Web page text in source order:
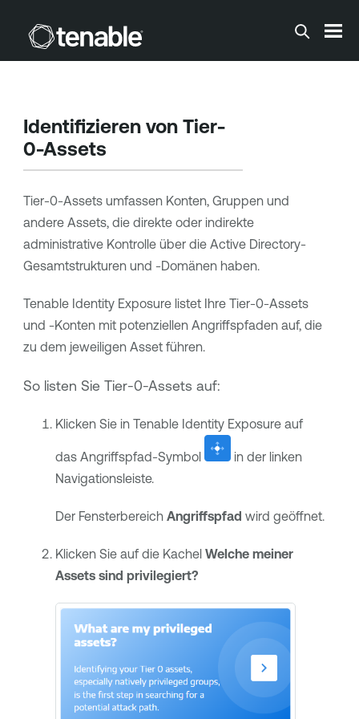
Zum Hauptinhalt springen
Identifizieren von Tier-
0-Assets
Tier-0-Assets umfassen Konten, Gruppen und
andere Assets, die direkte oder indirekte
administrative Kontrolle über die Active Directory-
Gesamtstrukturen und -Domänen haben.
Tenable Identity Exposurelistet Ihre Tier-0-Assets
und -Konten mit potenziellen Angriffspfaden auf, die
zu dem jeweiligen Asset führen.
So listen Sie Tier-0-Assets auf:
Klicken Sie in Tenable Identity Exposureauf
das Angriffspfad-Symbol
in der linken
Navigationsleiste.
Der Fensterbereich Angriffspfad wird geöffnet.
Klicken Sie auf die Kachel Welche meiner
Assets sind privilegiert?